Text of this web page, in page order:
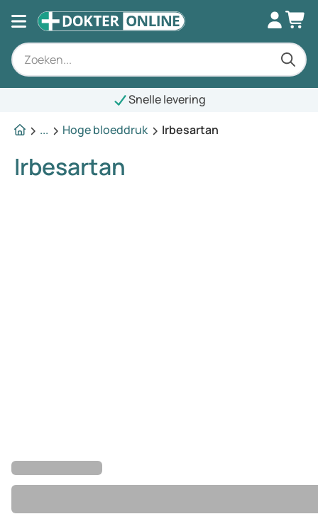
Snelle levering
...
Hoge bloeddruk Irbesartan
Irbesartan